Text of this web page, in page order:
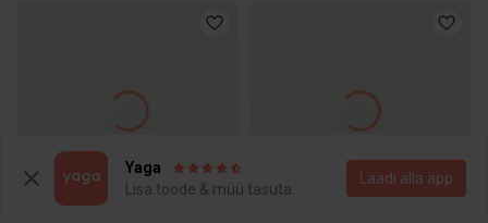
Yaga
Lisa toode & müü tasuta
Laadi alla äpp